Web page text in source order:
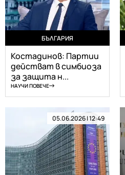
БЪЛГАРИЯ
Костадинов: Партии
действат в симбиоза
за защита н...
НАУЧИ ПОВЕЧЕ
05.06.2026 | 12:49